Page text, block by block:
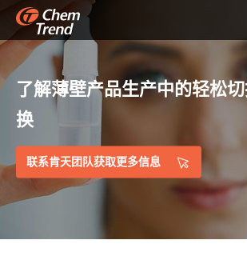
了解薄壁产品生产中的轻松
换
联系肯天团队获取更多信息